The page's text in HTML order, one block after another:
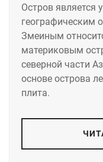
Остров является
географическим
Змеиным
материковым
северной части
основе острова
плита.